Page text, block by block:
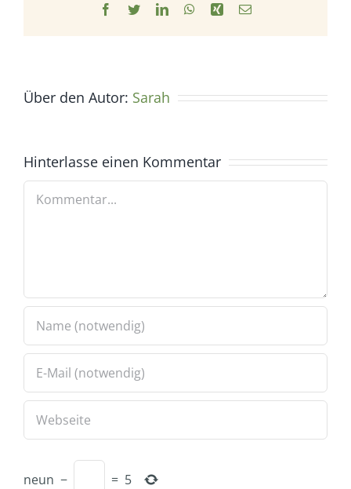
Facebook
TwitterLinkedInWhatsApp
Xing E-
Über den Autor: Sarah
Hinterlasse einen Kommentar
Kommentar
neun − = 5